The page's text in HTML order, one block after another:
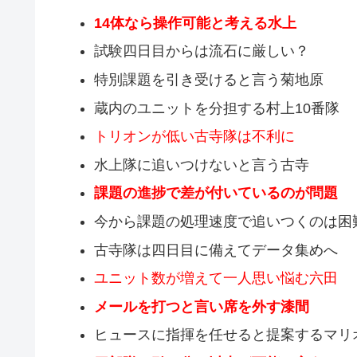
14体なら操作可能と考える水上
試験四日目からは流石に厳しい？
特別課題を引き受けると言う菊地原
蔵内のユニットを分担する村上10番隊
トリオンが低い古寺隊は不利に
水上隊に追いつけないと言う古寺
課題の進捗で差が付いているのが問題
今から課題の処理速度で追いつくのは困
古寺隊は四日目に備えてデータ集めへ
ユニット数が増えて一人思い悩む六田
メールを打つと言い席を外す漆間
ヒュースに指揮を任せると提案するマリ